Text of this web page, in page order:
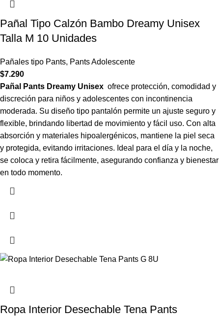
Pañal Tipo Calzón Bambo Dreamy Unisex
Talla M 10 Unidades
Pañales tipo Pants, Pants Adolescente
$7.290
Pañal Pants Dreamy Unisex ofrece protección, comodidad y
discreción para niños y adolescentes con incontinencia
moderada. Su diseño tipo pantalón permite un ajuste seguro y
flexible, brindando libertad de movimiento y fácil uso. Con alta
absorción y materiales hipoalergénicos, mantiene la piel seca
y protegida, evitando irritaciones. Ideal para el día y la noche,
se coloca y retira fácilmente, asegurando confianza y bienestar
en todo momento.
Ropa Interior Desechable Tena Pants